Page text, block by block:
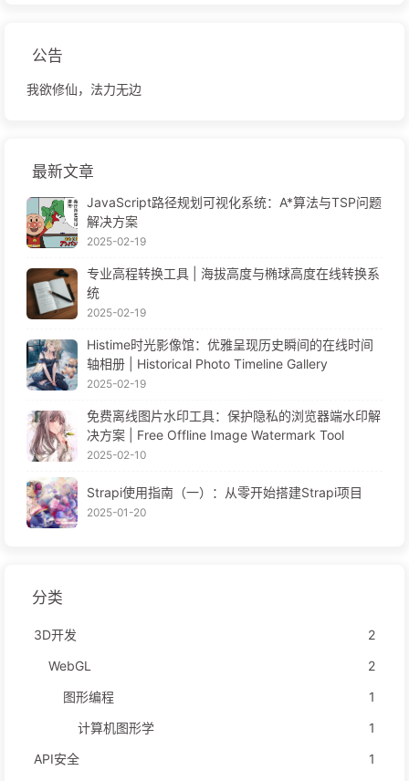
公告
我欲修仙，法力无边
最新文章
JavaScript路径规划可视化系统：A*算法与TSP问题
解决方案
2025-02-19
专业高程转换工具 | 海拔高度与椭球高度在线转换系
统
2025-02-19
Histime时光影像馆：优雅呈现历史瞬间的在线时间
轴相册 | Historical Photo Timeline Gallery
2025-02-19
免费离线图片水印工具：保护隐私的浏览器端水印解
决方案 | Free Offline Image Watermark Tool
2025-02-10
Strapi使用指南（一）：从零开始搭建Strapi项目
2025-01-20
分类
3D开发
2
WebGL
2
图形编程
1
计算机图形学
1
API安全
1